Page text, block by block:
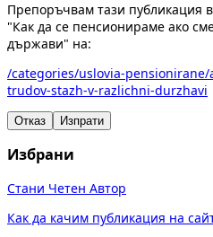
Препоръчвам тази публикация
"Как да се пенсионираме ако
държави" на:
/categories/uslovia-
trudov-stazh-v-razlichni-durzhavi
Отказ Изпрати
Избрани
Стани Четен Автор
Как да качим публикация на